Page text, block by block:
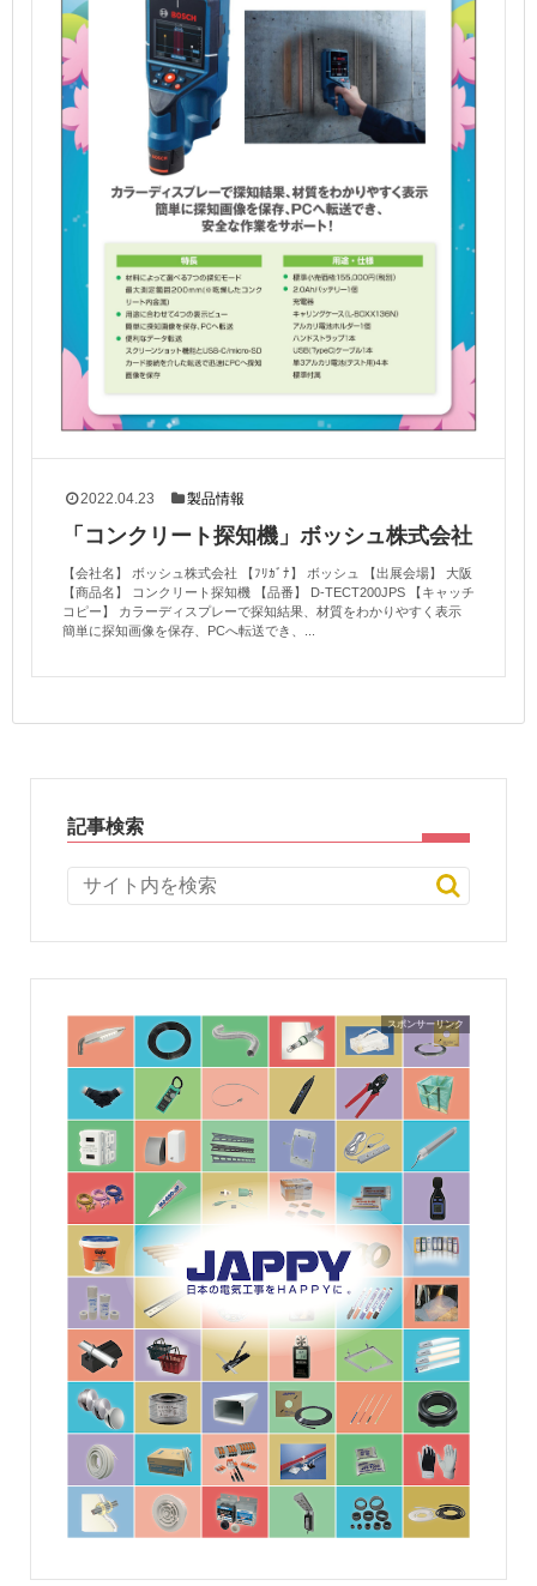
2022.04.23 製品情報
「コンクリート探知機」ボッシュ株式会社
【会社名】 ボッシュ株式会社 【ﾌﾘｶﾞﾅ】 ボッシュ 【出展会場】 大阪
【商品名】 コンクリート探知機 【品番】 D-TECT200JPS 【キャッチ
コピー】 カラーディスプレーで探知結果、材質をわかりやすく表示
簡単に探知画像を保存、PCへ転送でき、...
記事検索